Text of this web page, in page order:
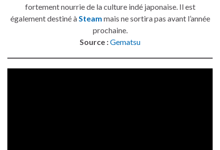
fortement nourrie de la culture indé japonaise. Il est
également destiné à Steam mais ne sortira pas avant l’année
prochaine.
Source :Gematsu